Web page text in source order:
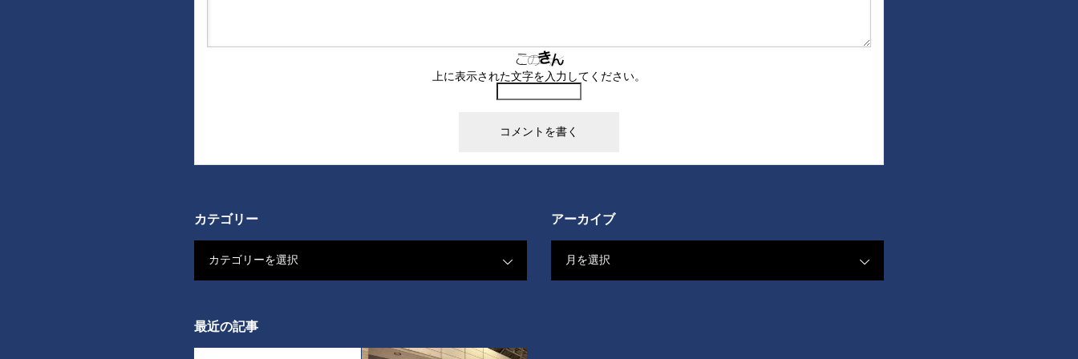
上に表示された文字を入力してください。
カテゴリー
カテゴリーを選択
アーカイブ
月を選択
最近の記事